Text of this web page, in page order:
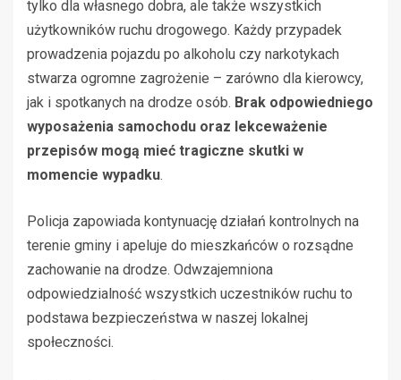
tylko dla własnego dobra, ale także wszystkich
użytkowników ruchu drogowego. Każdy przypadek
prowadzenia pojazdu po alkoholu czy narkotykach
stwarza ogromne zagrożenie – zarówno dla kierowcy,
jak i spotkanych na drodze osób. Brak odpowiedniego
wyposażenia samochodu oraz lekceważenie
przepisów mogą mieć tragiczne skutki w
momencie wypadku.
Policja zapowiada kontynuację działań kontrolnych na
terenie gminy i apeluje do mieszkańców o rozsądne
zachowanie na drodze. Odwzajemniona
odpowiedzialność wszystkich uczestników ruchu to
podstawa bezpieczeństwa w naszej lokalnej
społeczności.